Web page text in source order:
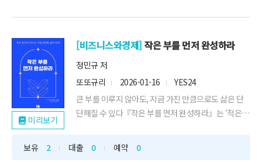
미리보기
[비즈니스와경제] 작은 부를 먼저 완성하라
정민규 저
또또규리
2026-01-16
YES24
큰 부를 이루지 않아도, 지금 가진 만큼으로도 삶은 단
단해질 수 있다『작은 부를 먼저 완성하라』는 ‘적은 돈
현실적인 방식으로 설명하는 재정 설계서다. 이 책은 돈
을 많이 버는 사람이 아니라, 흔들리지 않는 구조를 먼
보유 2 대출 0 예약 0